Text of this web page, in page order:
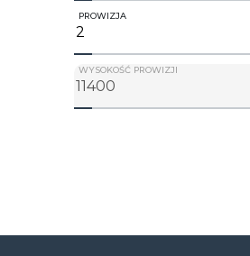
PROWIZJA
WYSOKOŚĆ PROWIZJI